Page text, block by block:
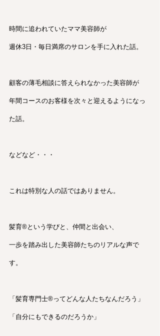
時間に追われていたママ美容師が
週休3日・毎日満席のサロンを手に入れた話。
顧客の薄毛相談に答えられなかった美容師が
年間コースのお客様を次々と迎えるようになっ
た話。
などなど・・・
これは特別な人の話ではありません。
髪育®︎という学びと、仲間と出会い、
一歩を踏み出した美容師たちのリアルな声で
す。
「髪育専門士®︎ってどんな人たちなんだろう」
「自分にもできるのだろうか」